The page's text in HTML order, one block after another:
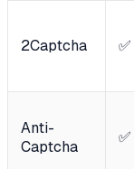
2Captcha ✅
Anti-
Captcha
✅